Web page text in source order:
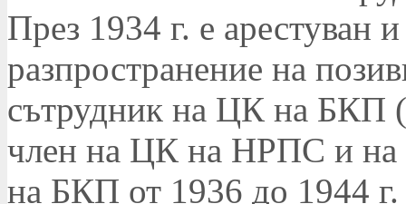
През 1934 г. е арестуван
разпространение на
сътрудник на ЦК на БКП
член на ЦК на НРПС и на
на БКП от 1936 до 1944 г.